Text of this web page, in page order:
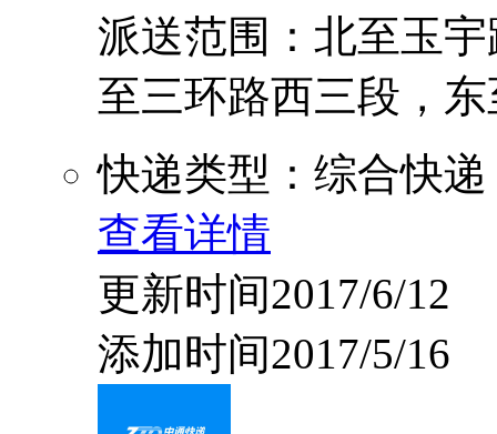
派送范围：北至玉
至三环路西三段，
快递类型：综合快递
查看详情
更新时间2017/6/12
添加时间2017/5/16